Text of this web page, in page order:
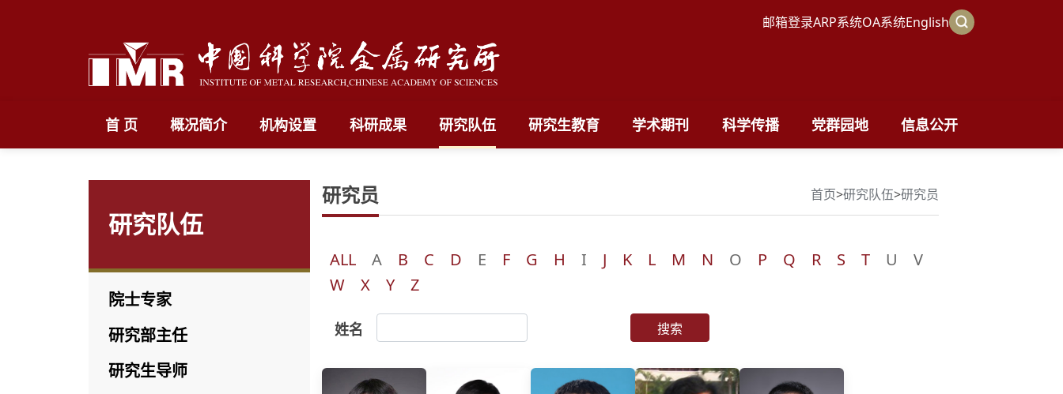
邮箱登录ARP系统OA系统English
首 页 概况简介 机构设置 科研成果 研究队伍 研究生教育 学术期刊 科学传播 党群园地 信息公开
研究队伍
院士专家
研究部主任
研究生导师
研究员 首页>研究队伍>研究员
ALL A B C D E F G H I J K L M N O P Q R S T U
V
W
X Y Z
姓名 搜索